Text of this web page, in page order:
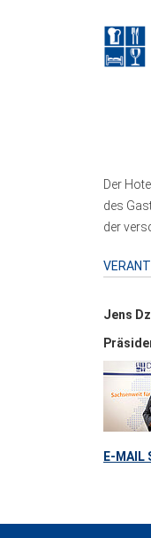
Der
des
der
Jens
E-MAIL